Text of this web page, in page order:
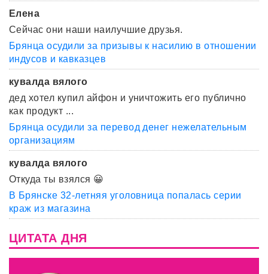
Елена
Сейчас они наши наилучшие друзья.
Брянца осудили за призывы к насилию в отношении
индусов и кавказцев
кувалда вялого
дед хотел купил айфон и уничтожить его публично
как продукт ...
Брянца осудили за перевод денег нежелательным
организациям
кувалда вялого
Откуда ты взялся 😀
В Брянске 32-летняя уголовница попалась серии
краж из магазина
ЦИТАТА ДНЯ